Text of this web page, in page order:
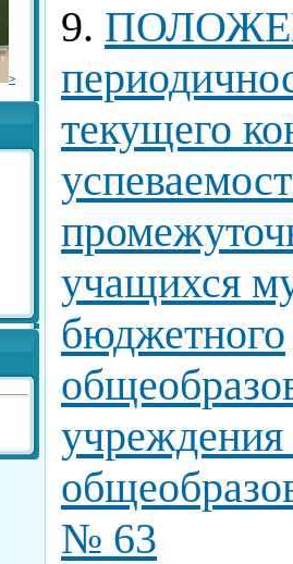
>
9.
текущего
учащихся
бюджетного
учреждения
№ 63